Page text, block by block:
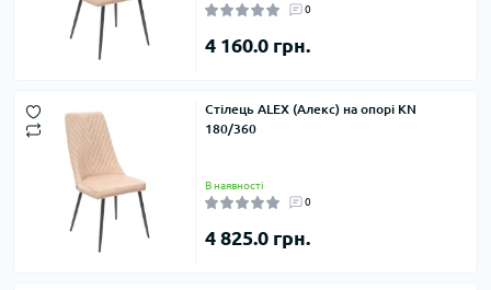
0
4 160.0 грн.
Стілець ALEX (Алекс) на опорі KN
180/360
В наявності
0
4 825.0 грн.